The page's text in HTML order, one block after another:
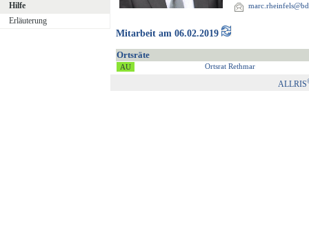
Hilfe
Erläuterung
Mitarbeit am 06.02.2019
Ortsräte
Ortsrat Rethmar
ALLRIS